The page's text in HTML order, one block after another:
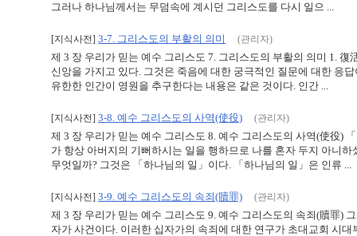
그러나 하나님께서는 무덤속에 계시던 그리스도를 다시 일으 ...
[지식사전] 3-7. 그리스도의 부활의 의미 (관리자)
제 3 장 우리가 믿는 예수 그리스도 7. 그리스도의 부활의 의미 1.
신앙을 가지고 있다. 그것은 죽음에 대한 궁극적인 질문에 대한 응
유한한 인간이 영원을 추구한다는 내용은 같은 것이다. 인간 ...
[지식사전] 3-8. 예수 그리스도의 사역(使役) (관리자)
제 3 장 우리가 믿는 예수 그리스도 8. 예수 그리스도의 사역(使役)
가 항상 아버지의 기뻐하시는 일을 행하므로 나를 혼자 두지 아니
무엇일까? 그것은 「하나님의 일」이다. 「하나님의 일」은 인류 ...
[지식사전] 3-9. 예수 그리스도의 속죄(贖罪) (관리자)
제 3 장 우리가 믿는 예수 그리스도 9. 예수 그리스도의 속죄(贖罪)
자가 사건이다. 이러한 십자가의 속죄에 대한 연구가 초대교회 시